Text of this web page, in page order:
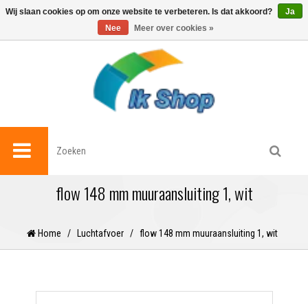
0
flow 148 mm muuraansluiting 1, wit
Home / Luchtafvoer / flow 148 mm muuraansluiting 1, wit
Wij slaan cookies op om onze website te verbeteren. Is dat akkoord?
Ja
Nee
Meer over cookies »